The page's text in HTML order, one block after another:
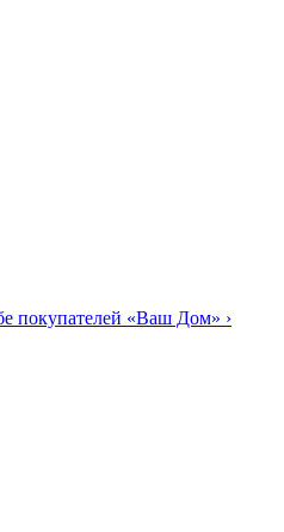
покупателей «Ваш Дом» ›